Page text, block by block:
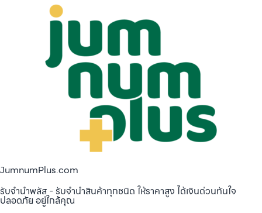
JumnumPlus.com
รับจำนำพลัส - รับจำนำสินค้าทุกชนิด ให้ราคาสูง ได้เงินด่วนทันใจ
ปลอดภัย อยู่ใกล้คุณ